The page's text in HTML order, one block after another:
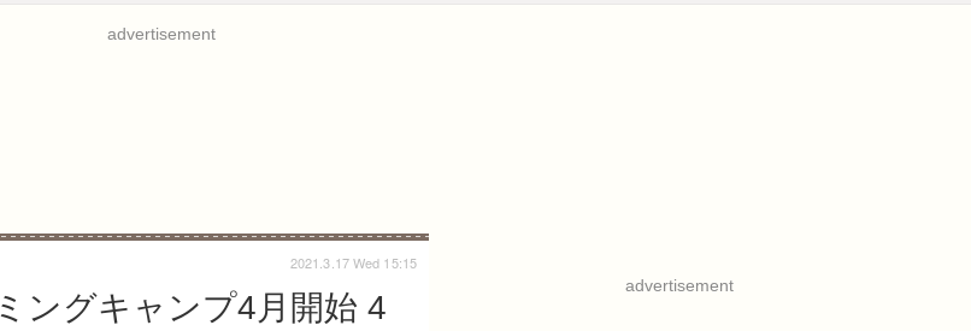
advertisement
ングキャンプ4月開始 4
2021.3.17 Wed 15:15
advertisement